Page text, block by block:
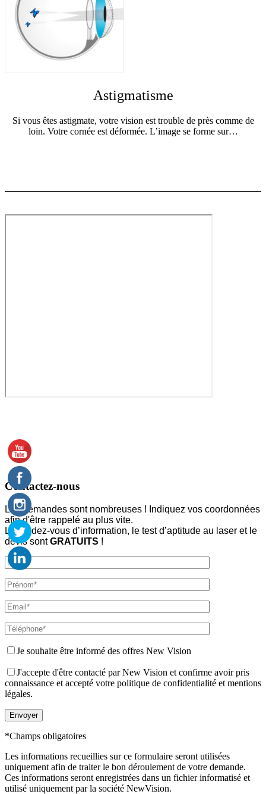
Astigmatisme
Si vous êtes astigmate, votre vision est trouble de près comme de
loin. Votre cornée est déformée. L’image se forme sur…
Contactez-nous
Les demandes sont nombreuses ! Indiquez vos coordonnées
afin d'être rappelé au plus vite.
Le rendez-vous d’information, le test d’aptitude au laser et le
devis sontGRATUITS !
Je souhaite être informé des offres New Vision
J'accepte d'être contacté par New Vision et confirme avoir pris
connaissance et accepté votre politique de confidentialité et mentions
légales.
*Champs obligatoires
Les informations recueillies sur ce formulaire seront utilisées
uniquement afin de traiter le bon déroulement de votre demande.
Ces informations seront enregistrées dans un fichier informatisé et
utilisé uniquement par la société NewVision.